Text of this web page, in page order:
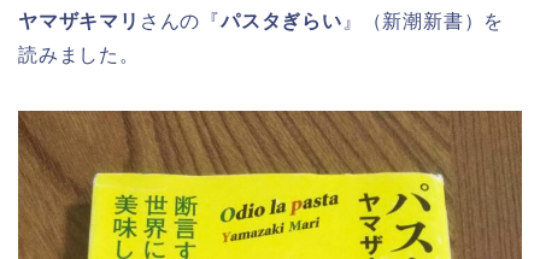
ヤマザキマリ さんの『パスタぎらい 』（新潮新書）を
読みました。